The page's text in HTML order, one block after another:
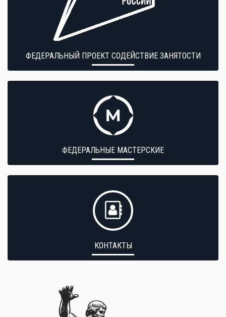
ФЕДЕРАЛЬНЫЙ ПРОЕКТ СОДЕЙСТВИЕ ЗАНЯТОСТИ
ФЕДЕРАЛЬНЫЕ МАСТЕРСКИЕ
КОНТАКТЫ